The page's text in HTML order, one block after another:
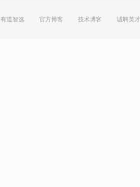
有道智选 官方博客 技术博客 诚聘英才